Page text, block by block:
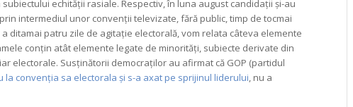
echității rasiale. Respectiv, în luna august candidații și-au
intermediul unor convenții televizate, fără public, timp de tocmai
ditamai patru zile de agitație electorală, vom relata câteva elemente
conțin atât elemente legate de minorități, subiecte derivate din
electorale. Susținătorii democraților au afirmat că GOP (partidul
la convenția sa electorala și s-a axat pe sprijinul liderului, nu a